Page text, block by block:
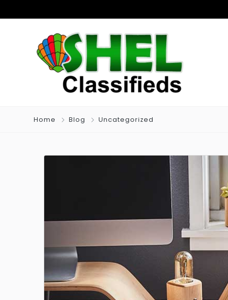
Home Blog Uncategorized